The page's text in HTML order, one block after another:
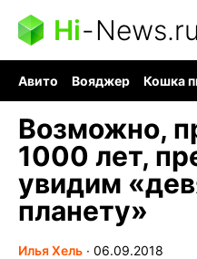
Hi-News.ru
Авито Вояджер Кошка
Возможно,
1000 лет,
увидим
планету»
Илья Хель ∙ 06.09.2018